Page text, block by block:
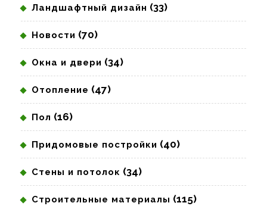
Ландшафтный дизайн (33)
Новости (70)
Окна и двери (34)
Отопление (47)
Пол (16)
Придомовые постройки (40)
Стены и потолок (34)
Строительные материалы (115)